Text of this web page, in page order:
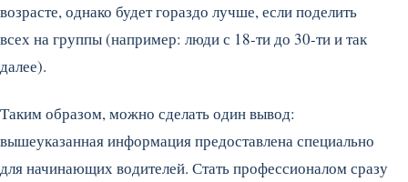
возрасте, однако будет гораздо лучше, если поделить
всех на группы (например: люди с 18-ти до 30-ти и так
далее).
Таким образом, можно сделать один вывод:
вышеуказанная информация предоставлена специально
для начинающих водителей. Стать профессионалом сразу